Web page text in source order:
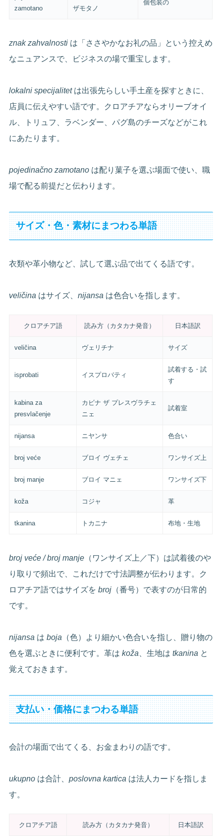
zamotano
ザモタノ
個包装の
znak zahvalnosti は「ささやかなお礼の品」という控えめ
なニュアンスで、ビジネスの場で重宝します。
lokalni specijalitetは出張先らしい手土産を探すときに、
店員に伝えやすい語です。クロアチアならオリーブオイ
ル、トリュフ、ラベンダー、パグ島のチーズなどがこれ
にあたります。
pojedinačno zamotano は配り菓子を選ぶ場面で使い、職
場で配る前提だと伝わります。
サイズ・色・素材にまつわる単語
衣類や革小物など、試して選ぶ品で出てくる語です。
veličina はサイズ、nijansa は色合いを指します。
クロアチア語 読み方（カタカナ発音） 日本語訳
veličina ヴェリチナ サイズ
isprobati イスプロバティ
試着する・試
す
kabina za
presvlačenje
カビナ ザ プレスヴラチェ
ニェ
試着室
nijansa ニヤンサ 色合い
broj veće ブロイ ヴェチェ ワンサイズ上
broj manje ブロイ マニェ ワンサイズ下
koža コジャ 革
tkanina トカニナ 布地・生地
broj veće / broj manje （ワンサイズ上／下）は試着後のや
り取りで頻出で、これだけで寸法調整が伝わります。ク
ロアチア語ではサイズをbroj （番号）で表すのが日常的
です。
nijansa はboja （色）より細かい色合いを指し、贈り物の
色を選ぶときに便利です。革はkoža 、生地はtkanina と
覚えておきます。
支払い・価格にまつわる単語
会計の場面で出てくる、お金まわりの語です。
ukupno は合計、poslovna kartica は法人カードを指しま
す。
クロアチア語 読み方（カタカナ発音） 日本語訳